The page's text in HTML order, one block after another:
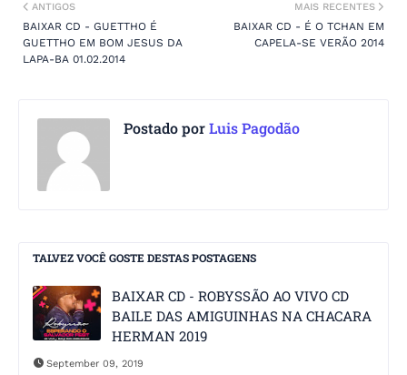
MAIS RECENTES
BAIXAR CD - É O TCHAN EM
CAPELA-SE VERÃO 2014
ANTIGOS
BAIXAR CD - GUETTHO É
GUETTHO EM BOM JESUS DA
LAPA-BA 01.02.2014
Postado porLuis Pagodão
TALVEZ VOCÊ GOSTE DESTAS POSTAGENS
BAIXAR CD - ROBYSSÃO AO VIVO CD
BAILE DAS AMIGUINHAS NA CHACARA
HERMAN 2019
September 09, 2019